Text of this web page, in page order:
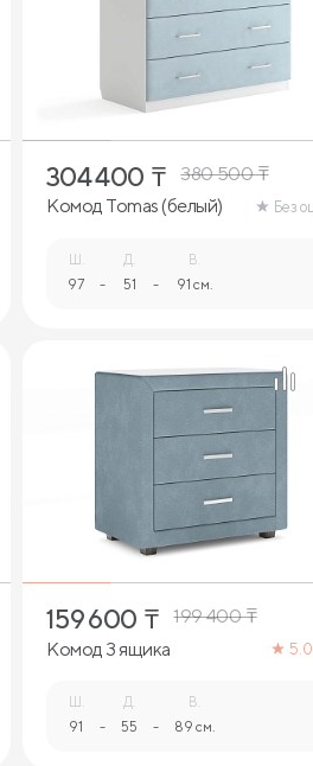
304 400 ₸ 380 500₸
Комод Tomas (белый)
Без
Ш.
97 -
Д.
51 -
В.
91 см.
159 600 ₸ 199 400₸
Комод 3 ящика
5.0
91 -
Д.
55 -
В.
89 см.